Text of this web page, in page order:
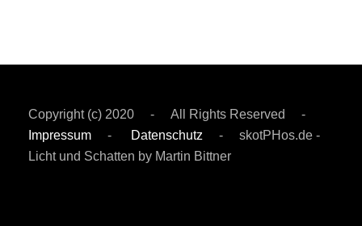
Copyright (c) 2020 - All Rights Reserved -
Impressum - Datenschutz - skotPHos.de -
Licht und Schatten by Martin Bittner